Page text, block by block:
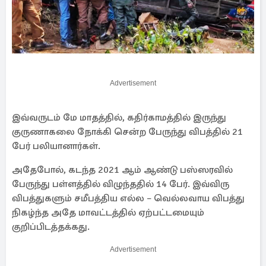
Advertisement
இவ்வருடம் மே மாதத்தில், கதிர்காமத்தில் இருந்து
குருணாகலை நோக்கி சென்ற பேருந்து விபத்தில் 21
பேர் பலியானார்கள்.
அதேபோல், கடந்த 2021 ஆம் ஆண்டு பஸ்ஸரவில்
பேருந்து பள்ளத்தில் விழுந்ததில் 14 பேர். இவ்விரு
விபத்துகளும் சமீபத்திய எல்ல – வெல்லவாய விபத்து
நிகழ்ந்த அதே மாவட்டத்தில் ஏற்பட்டமையும்
குறிப்பிடத்தக்கது.
Advertisement